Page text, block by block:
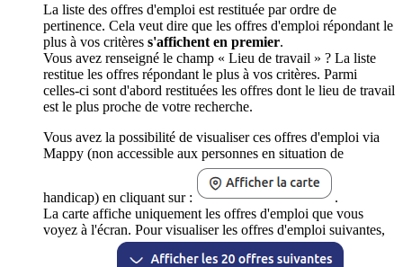
La liste des offres d'emploi est restituée par ordre de
pertinence. Cela veut dire que les offres d'emploi répondant le
plus à vos critères s'affichent en premier.
Vous avez renseigné le champ « Lieu de travail » ? La liste
restitue les offres répondant le plus à vos critères. Parmi
celles-ci sont d'abord restituées les offres dont le lieu de travail
est le plus proche de votre recherche.
Vous avez la possibilité de visualiser ces offres d'emploi via
Mappy (non accessible aux personnes en situation de
handicap) en cliquant sur :
.
La carte affiche uniquement les offres d'emploi que vous
voyez à l'écran. Pour visualiser les offres d'emploi suivantes,